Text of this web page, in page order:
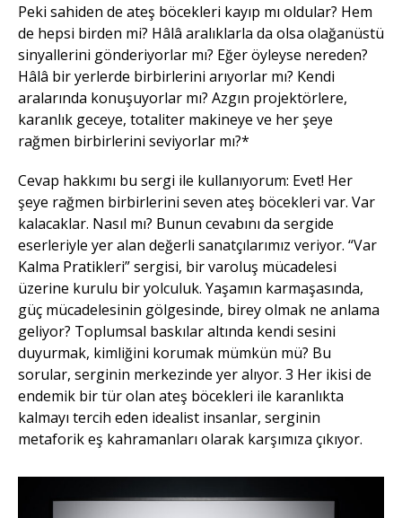
Peki sahiden de ateş böcekleri kayıp mı oldular? Hem
de hepsi birden mi? Hâlâ aralıklarla da olsa olağanüstü
sinyallerini gönderiyorlar mı? Eğer öyleyse nereden?
Hâlâ bir yerlerde birbirlerini arıyorlar mı? Kendi
aralarında konuşuyorlar mı? Azgın projektörlere,
karanlık geceye, totaliter makineye ve her şeye
rağmen birbirlerini seviyorlar mı?*
Cevap hakkımı bu sergi ile kullanıyorum: Evet! Her
şeye rağmen birbirlerini seven ateş böcekleri var. Var
kalacaklar. Nasıl mı? Bunun cevabını da sergide
eserleriyle yer alan değerli sanatçılarımız veriyor. “Var
Kalma Pratikleri” sergisi, bir varoluş mücadelesi
üzerine kurulu bir yolculuk. Yaşamın karmaşasında,
güç mücadelesinin gölgesinde, birey olmak ne anlama
geliyor? Toplumsal baskılar altında kendi sesini
duyurmak, kimliğini korumak mümkün mü? Bu
sorular, serginin merkezinde yer alıyor. 3 Her ikisi de
endemik bir tür olan ateş böcekleri ile karanlıkta
kalmayı tercih eden idealist insanlar, serginin
metaforik eş kahramanları olarak karşımıza çıkıyor.